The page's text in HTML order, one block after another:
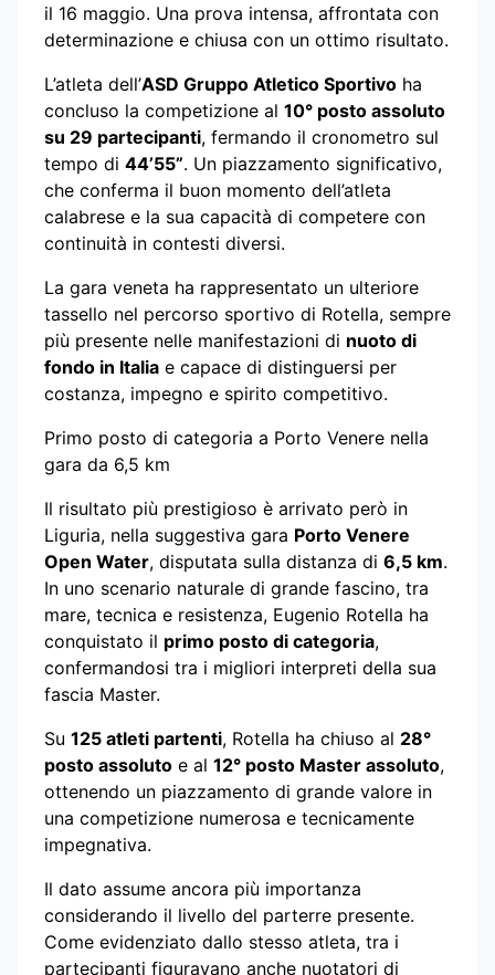
il 16 maggio. Una prova intensa, affrontata con
determinazione e chiusa con un ottimo risultato.
L’atleta dell’ASD Gruppo Atletico Sportivo ha
concluso la competizione al 10° posto assoluto
su 29 partecipanti, fermando il cronometro sul
tempo di 44’55”. Un piazzamento significativo,
che conferma il buon momento dell’atleta
calabrese e la sua capacità di competere con
continuità in contesti diversi.
La gara veneta ha rappresentato un ulteriore
tassello nel percorso sportivo di Rotella, sempre
più presente nelle manifestazioni di nuoto di
fondo in Italia e capace di distinguersi per
costanza, impegno e spirito competitivo.
Primo posto di categoria a Porto Venere nella
gara da 6,5 km
Il risultato più prestigioso è arrivato però in
Liguria, nella suggestiva gara Porto Venere
Open Water, disputata sulla distanza di 6,5 km.
In uno scenario naturale di grande fascino, tra
mare, tecnica e resistenza, Eugenio Rotella ha
conquistato il primo posto di categoria,
confermandosi tra i migliori interpreti della sua
fascia Master.
Su 125 atleti partenti, Rotella ha chiuso al 28°
posto assoluto e al 12° posto Master assoluto,
ottenendo un piazzamento di grande valore in
una competizione numerosa e tecnicamente
impegnativa.
Il dato assume ancora più importanza
considerando il livello del parterre presente.
Come evidenziato dallo stesso atleta, tra i
partecipanti figuravano anche nuotatori di